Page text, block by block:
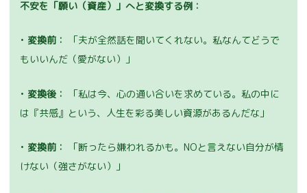
不安を「願い（資産）」へと変換する例：
• 変換前：
「夫が全然話を聞いてくれない。私なんてどうで
もいいんだ（愛がない）」
• 変換後：
「私は今、心の通い合いを求めている。私の中に
は『共感』という、人生を彩る美しい資源があるんだな」
• 変換前：
「断ったら嫌われるかも。NOと言えない自分が情
けない（強さがない）」